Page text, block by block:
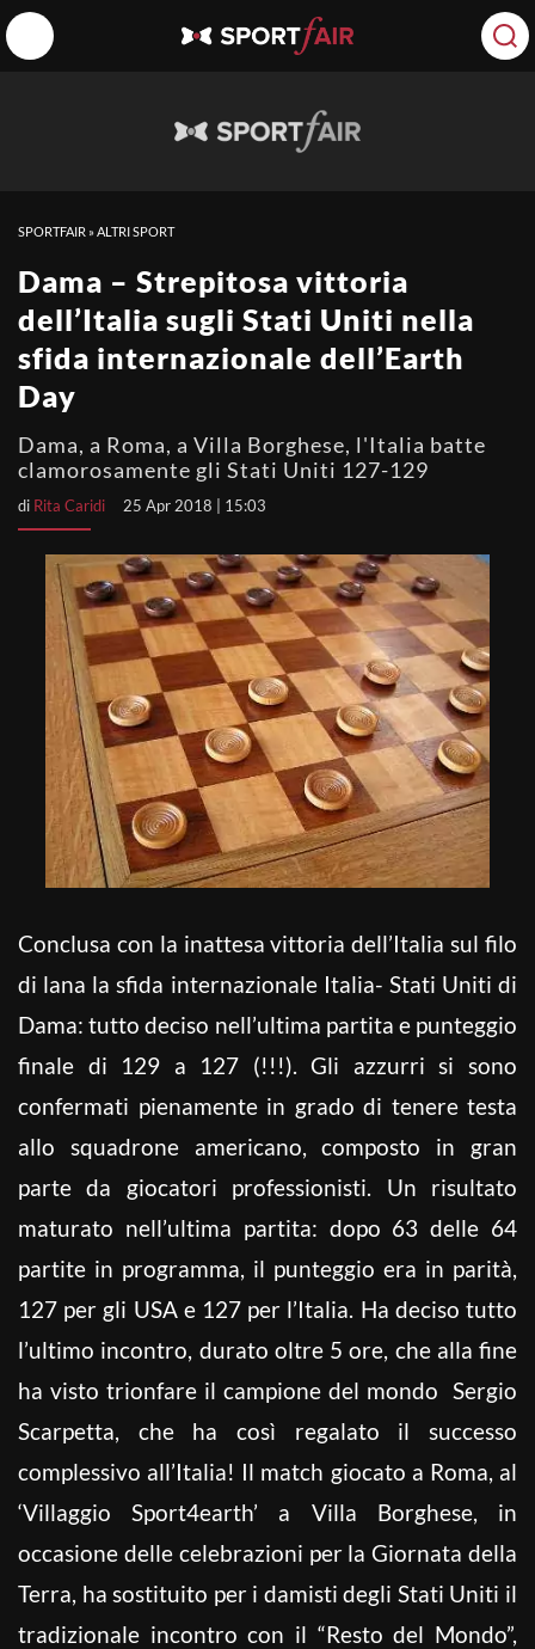
SPORTFAIR »ALTRI SPORT
Dama – Strepitosa vittoria
dell’Italia sugli Stati Uniti nella
sfida internazionale dell’Earth
Day
Dama, a Roma, a Villa Borghese, l'Italia batte
clamorosamente gli Stati Uniti 127-129
di Rita Caridi 25 Apr 2018 | 15:03
Conclusa con la inattesa vittoria dell’Italia sul filo
di lana la sfida internazionale Italia- Stati Uniti di
Dama: tutto deciso nell’ultima partita e punteggio
finale di 129 a 127 (!!!). Gli azzurri si sono
confermati pienamente in grado di tenere testa
allo squadrone americano, composto in gran
parte da giocatori professionisti. Un risultato
maturato nell’ultima partita: dopo 63 delle 64
partite in programma, il punteggio era in parità,
127 per gli USA e 127 per l’Italia. Ha deciso tutto
l’ultimo incontro, durato oltre 5 ore, che alla fine
ha visto trionfare il campione del mondo Sergio
Scarpetta, che ha così regalato il successo
complessivo all’Italia! Il match giocato a Roma, al
‘Villaggio Sport4earth’ a Villa Borghese, in
occasione delle celebrazioni per la Giornata della
Terra, ha sostituito per i damisti degli Stati Uniti il
tradizionale incontro con il “Resto del Mondo”,